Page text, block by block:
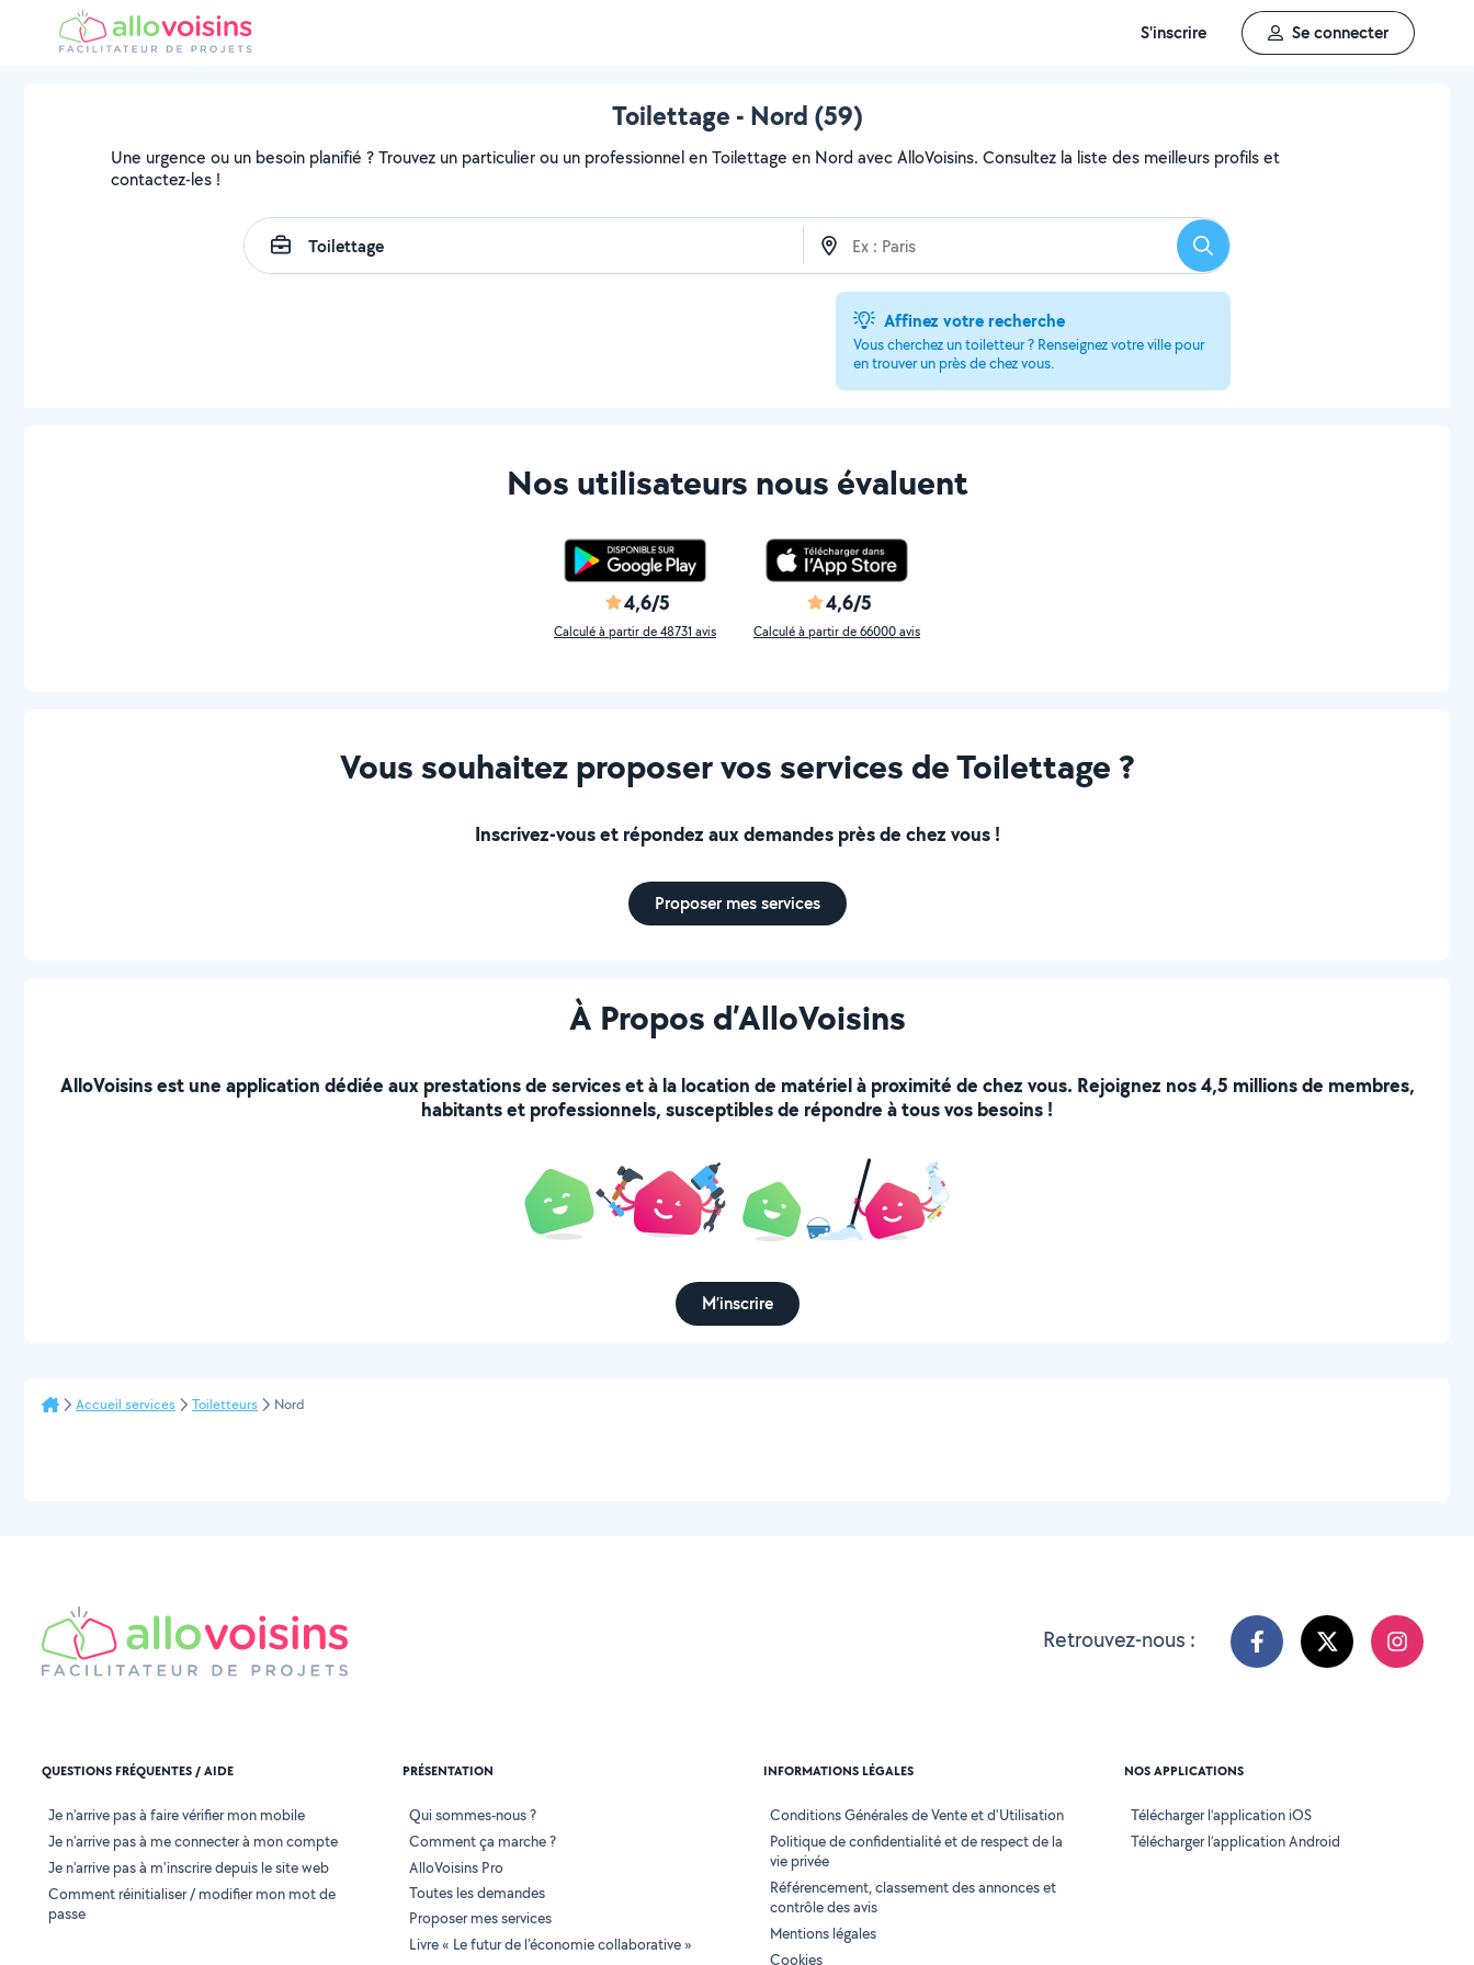
S'inscrire Se connecter
Toilettage - Nord (59)
Une urgence ou un besoin planifié ? Trouvez un particulier ou un professionnel en Toilettage en Nord avec AlloVoisins. Consultez la liste des meilleurs profils et
contactez-les !
Rechercher
Affinez votre recherche
Vous cherchez un toiletteur ? Renseignez votre ville pour
en trouver un près de chez vous.
Nos utilisateurs nous évaluent
4,6/5
Calculé à partir de 48731 avis
4,6/5
Calculé à partir de 66000 avis
Vous souhaitez proposer vos services de Toilettage ?
Inscrivez-vous et répondez aux demandes près de chez vous !
Proposer mes services
À Propos d’AlloVoisins
AlloVoisins est une application dédiée aux prestations de services et à la location de matériel à proximité de chez vous. Rejoignez nos 4,5 millions de membres,
habitants et professionnels, susceptibles de répondre à tous vos besoins !
M’inscrire
Accueil services Toiletteurs Nord
Retrouvez-nous :
QUESTIONS FRÉQUENTES / AIDE
Je n'arrive pas à faire vérifier mon mobile
Je n'arrive pas à me connecter à mon compte
Je n'arrive pas à m'inscrire depuis le site web
Comment réinitialiser / modifier mon mot de
passe
PRÉSENTATION
Qui sommes-nous ?
Comment ça marche ?
AlloVoisins Pro
Toutes les demandes
Proposer mes services
Livre « Le futur de l'économie collaborative »
INFORMATIONS LÉGALES
Conditions Générales de Vente et d'Utilisation
Politique de confidentialité et de respect de la
vie privée
Référencement, classement des annonces et
contrôle des avis
Mentions légales
Cookies
NOS APPLICATIONS
Télécharger l’application iOS
Télécharger l’application Android